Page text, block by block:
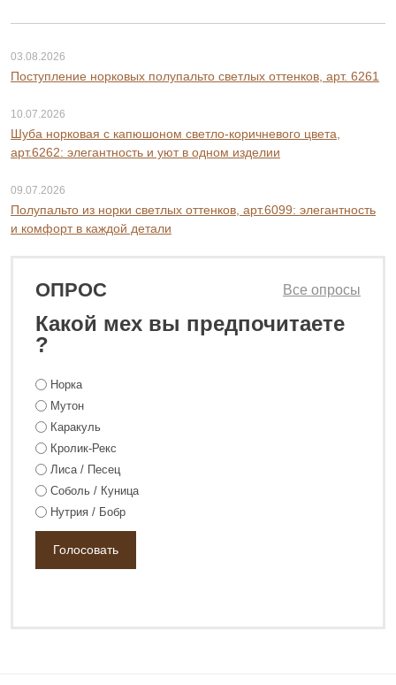
45 800 ₽ 108 800 ₽
03.08.2026
Поступление норковых полупальто светлых оттенков, арт. 6261
10.07.2026
Шуба норковая с капюшоном светло-коричневого цвета,
арт.6262: элегантность и уют в одном изделии
09.07.2026
Полупальто из норки светлых оттенков, арт.6099: элегантность
и комфорт в каждой детали
ОПРОС
Какой мех вы предпочитаете
?
Все опросы
Норка
Мутон
Каракуль
Кролик-Рекс
Лиса / Песец
Соболь / Куница
Нутрия / Бобр